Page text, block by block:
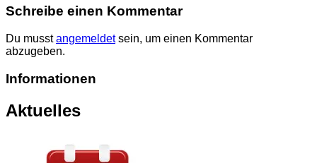
Schreibe einen Kommentar
Du musstangemeldetsein, um einen Kommentar
abzugeben.
Informationen
Aktuelles